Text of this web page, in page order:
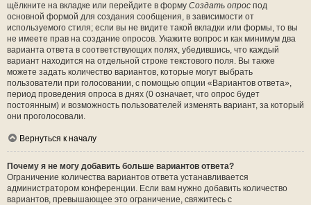
щёлкните на вкладке или перейдите в форму Создать опрос под
основной формой для создания сообщения, в зависимости от
используемого стиля; если вы не видите такой вкладки или формы, то вы
не имеете прав на создание опросов. Укажите вопрос и как минимум два
варианта ответа в соответствующих полях, убедившись, что каждый
вариант находится на отдельной строке текстового поля. Вы также
можете задать количество вариантов, которые могут выбрать
пользователи при голосовании, с помощью опции «Вариантов ответа»,
период проведения опроса в днях (0 означает, что опрос будет
постоянным) и возможность пользователей изменять вариант, за который
они проголосовали.
Вернуться к началу
Почему я не могу добавить больше вариантов ответа?
Ограничение количества вариантов ответа устанавливается
администратором конференции. Если вам нужно добавить количество
вариантов, превышающее это ограничение, свяжитесь с